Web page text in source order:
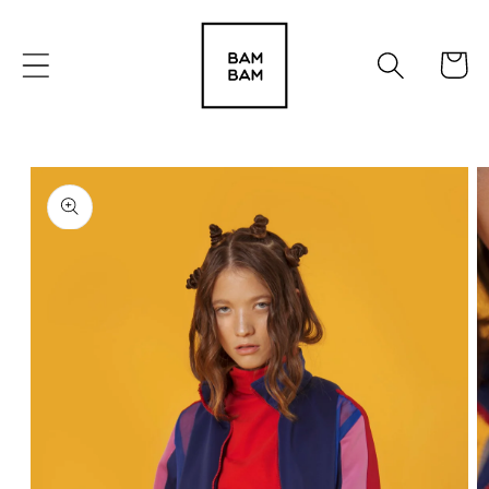
al contenido Carrito
directamente
a la
información